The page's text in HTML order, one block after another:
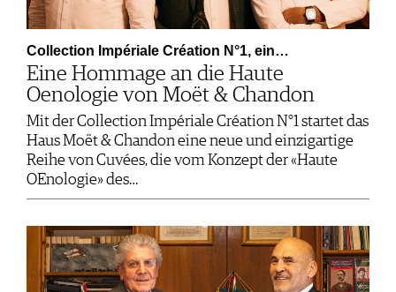
Collection Impériale Création N°1, ein…
Eine Hommage an die Haute
Oenologie von Moët & Chandon
Mit der Collection Impériale Création N°1 startet das
Haus Moët & Chandon eine neue und einzigartige
Reihe von Cuvées, die vom Konzept der «Haute
OEnologie» des…